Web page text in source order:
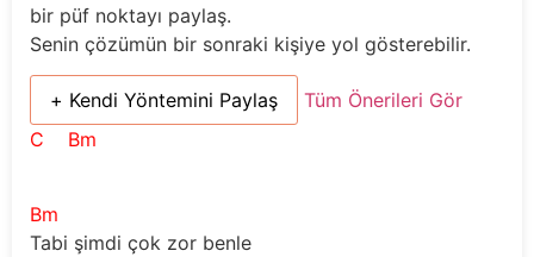
bir püf noktayı paylaş.
Senin çözümün bir sonraki kişiye yol gösterebilir.
+ Kendi Yöntemini Paylaş
Tüm Önerileri Gör
C
Bm
Bm
Tabi şimdi çok zor benle